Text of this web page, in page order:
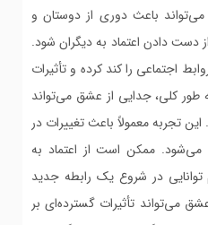
باعث دوری از دوستان و
دست دادن اعتماد به دیگران شود.
اجتماعی را کند کرده و تأثیرات
طور کلی، جدایی از عشق می‌تواند
تجربه معمولاً باعث تغییرات در
ممکن است از اعتماد به
در شروع یک رابطه جدید
می‌تواند تأثیرات گسترده‌ای بر